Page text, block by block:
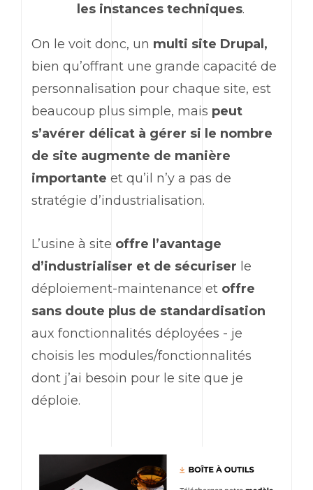
les instances techniques.
On le voit donc, un multi site Drupal,
bien qu’offrant une grande capacité de
personnalisation pour chaque site, est
beaucoup plus simple, mais peut
s’avérer délicat à gérer si le nombre
de site augmente de manière
importante et qu’il n’y a pas de
stratégie d’industrialisation.
L’usine à site offre l’avantage
d’industrialiser et de sécuriser le
déploiement-maintenance et offre
sans doute plus de standardisation
aux fonctionnalités déployées - je
choisis les modules/fonctionnalités
dont j’ai besoin pour le site que je
déploie.